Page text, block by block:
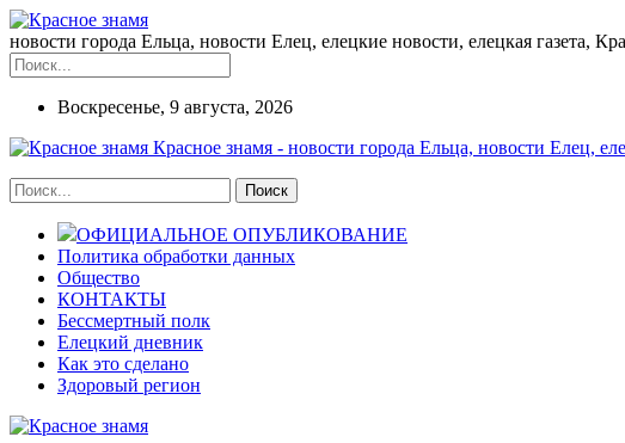
новости города Ельца, новости Елец, елецкие новости, елецкая газета,
Воскресенье, 9 августа, 2026
Красное знамя - новости города Ельца, новости Елец,
ОФИЦИАЛЬНОЕ ОПУБЛИКОВАНИЕ
Политика обработки данных
Общество
КОНТАКТЫ
Бессмертный полк
Елецкий дневник
Как это сделано
Здоровый регион